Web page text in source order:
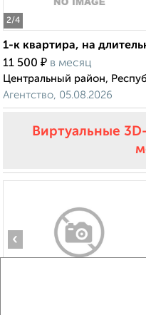
2/4
1-к квартира, на
11 500 ₽ в месяц
Центральный район,
Агентство, 05.08.2026
Виртуальные
‹